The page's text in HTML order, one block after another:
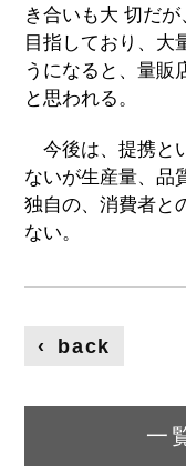
き合いも大 切だ
目指しており、大
うになると、量販
と思われる。
今後は、提携と
ないが生産量、品
独自の、消費者と
ない。
‹ back
一